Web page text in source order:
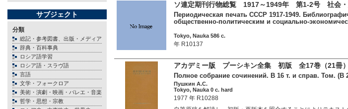
サブジェクト
分類
総記・参考図書、出版・メディア
辞典・百科事典
ロシア語学習
ロシア語・スラヴ語
言語
文学・フォークロア
美術・演劇・映画・バレエ・音楽
哲学・思想・宗教
ソ連定期刊行物総覧 1917～1949年 第1-2号 社会
Периодическая печать СССР 1917-1949.
общественно-политическим и социально-
Tokyo, Nauka 586 c.
年 R10137
アカデミー版 プーシキン全集 初版 全17巻（21冊
Полное собрание сочинений. В 16 т. и справ. Том. (В
Пушкин А.С.
Tokyo, Nauka 0 c. hard
1977 年 R10288